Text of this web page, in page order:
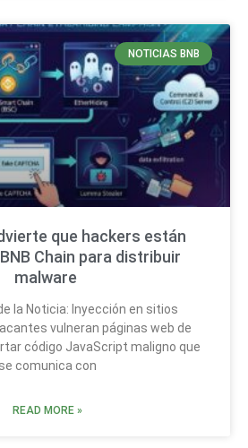
NOTICIAS BNB
que hackers están
Chain para distribuir
malware
la Noticia: Inyección en sitios
vulneran páginas web de
código JavaScript maligno que
se comunica con
READ MORE »